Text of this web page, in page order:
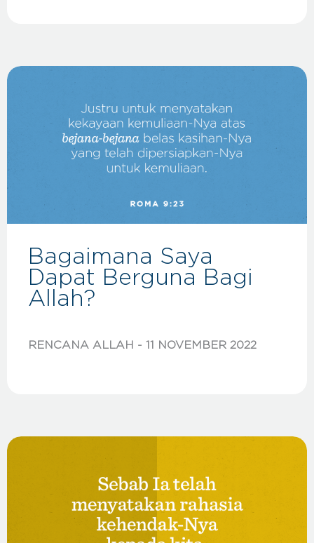
Bagaimana Saya
Dapat Berguna Bagi
Allah?
RENCANA ALLAH 11 NOVEMBER 2022